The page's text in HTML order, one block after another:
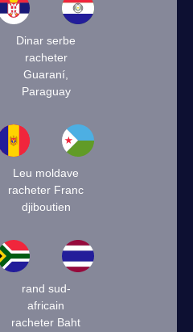
Dinar serbe
racheter
Guaraní,
Paraguay
Leu moldave
racheter Franc
djiboutien
rand sud-
africain
racheter Baht